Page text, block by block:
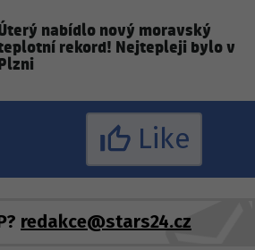
nabídlo nový moravský
rekord! Nejtepleji bylo v
Like
redakce@stars24.cz